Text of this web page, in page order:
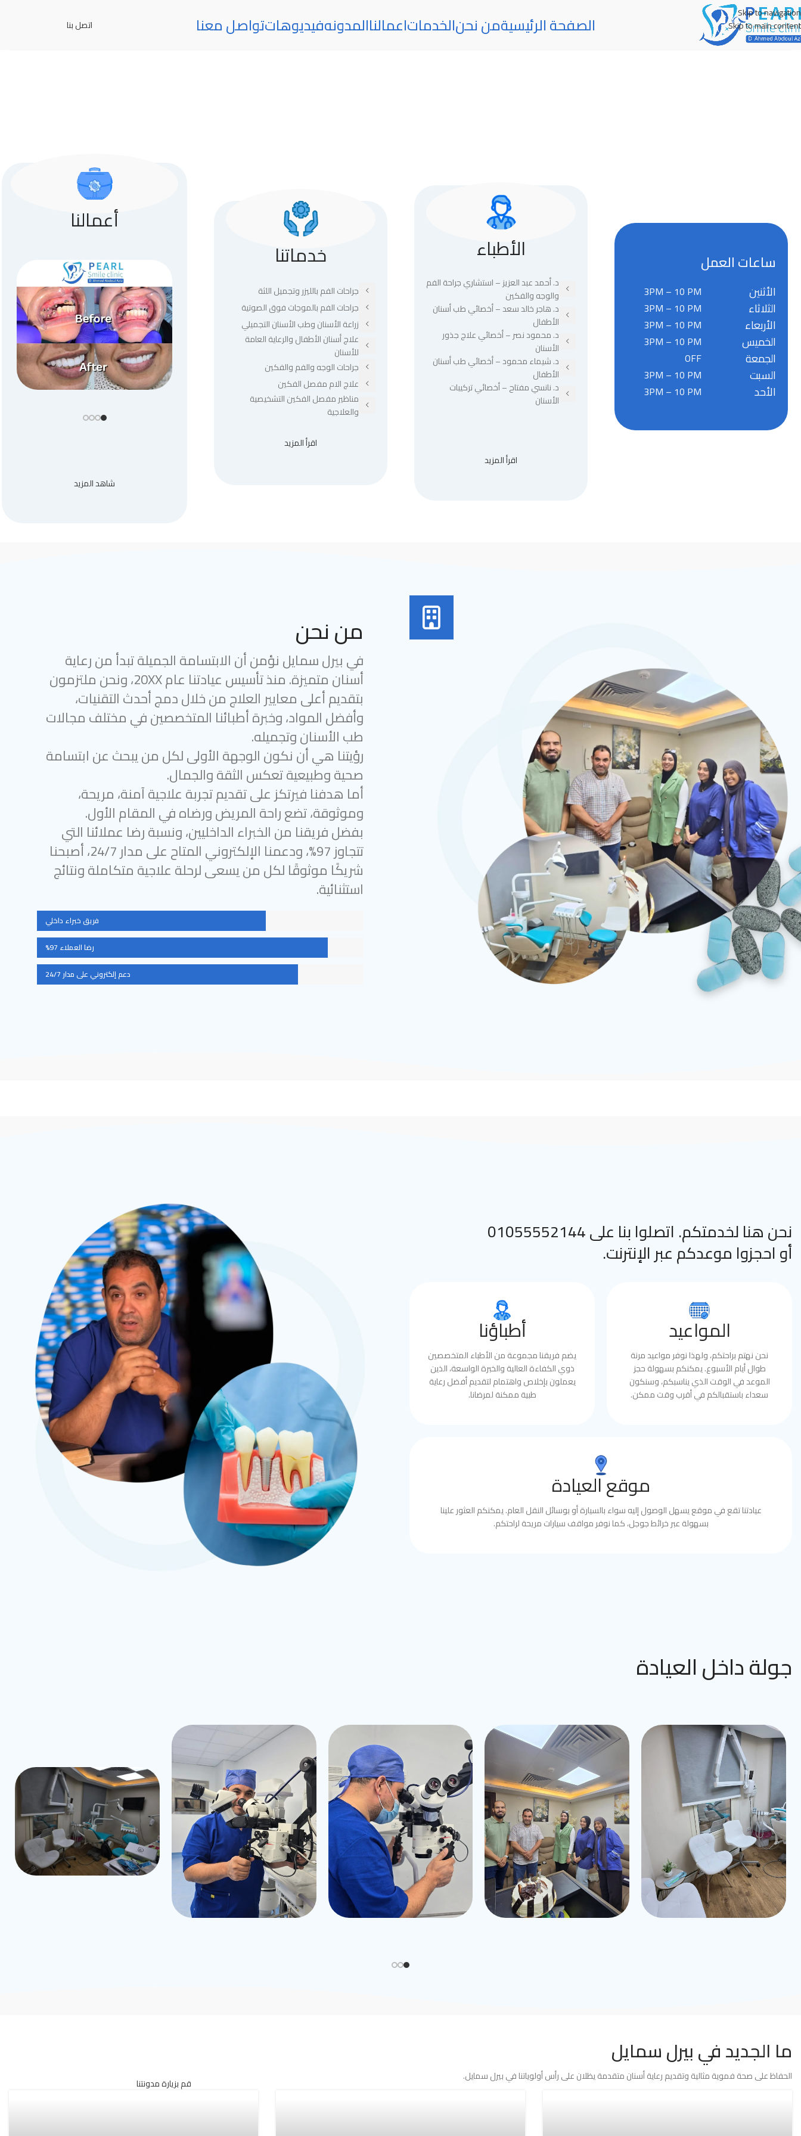
Skip to navigation
Skip to main content
الصفحة الرئيسيةمن نحنالخدماتاعمالناالمدونهفيديوهاتتواصل معنا اتصل بنا
ساعات العمل
3PM – 10 PM الأثنين
3PM – 10 PM الثلاثاء
3PM – 10 PM الأربعاء
3PM – 10 PM الخميس
OFF الجمعة
3PM – 10 PM السبت
3PM – 10 PM الأحد
الأطباء
د. أحمد عبد العزيز – استشاري جراحة الفم
والوجه والفكين
د. هاجر خالد سعد – أخصائي طب أسنان
الأطفال
د. محمود نصر – أخصائي علاج جذور
الأسنان
د. شيماء محمود – أخصائي طب أسنان
الأطفال
د. نانسي مفتاح – أخصائي تركيبات
الأسنان
اقرأ المزيد
خدماتنا
جراحات الفم بالليزر وتجميل اللثة
جراحات الفم بالموجات فوق الصوتية
زراعة الأسنان وطب الأسنان التجميلي
علاج أسنان الأطفال والرعاية العامة
للأسنان
جراحات الوجه والفم والفكين
علاج الام مفصل الفكين
مناظير مفصل الفكين التشخيصية
والعلاجية
اقرأ المزيد
أعمالنا
شاهد المزيد
من نحن
في بيرل سمايل نؤمن أن الابتسامة الجميلة تبدأ من رعاية
أسنان متميزة. منذ تأسيس عيادتنا عام 20XX، ونحن ملتزمون
بتقديم أعلى معايير العلاج من خلال دمج أحدث التقنيات،
وأفضل المواد، وخبرة أطبائنا المتخصصين في مختلف مجالات
طب الأسنان وتجميله.
رؤيتنا هي أن نكون الوجهة الأولى لكل من يبحث عن ابتسامة
صحية وطبيعية تعكس الثقة والجمال.
أما هدفنا فيرتكز على تقديم تجربة علاجية آمنة، مريحة،
وموثوقة، تضع راحة المريض ورضاه في المقام الأول.
بفضل فريقنا من الخبراء الداخليين، ونسبة رضا عملائنا التي
تتجاوز 97%، ودعمنا الإلكتروني المتاح على مدار 24/7، أصبحنا
شريكًا موثوقًا لكل من يسعى لرحلة علاجية متكاملة ونتائج
استثنائية.
فريق خبراء داخلي
رضا العملاء 97%
دعم إلكتروني على مدار 24/7
نحن هنا لخدمتكم. اتصلوا بنا على 01055552144
أو احجزوا موعدكم عبر الإنترنت.
أطباؤنا
يضم فريقنا مجموعة من الأطباء المتخصصين
ذوي الكفاءة العالية والخبرة الواسعة، الذين
يعملون بإخلاص واهتمام لتقديم أفضل رعاية
طبية ممكنة لمرضانا.
المواعيد
نحن نهتم براحتكم، ولهذا نوفر مواعيد مرنة
طوال أيام الأسبوع. يمكنكم بسهولة حجز
الموعد في الوقت الذي يناسبكم، وسنكون
سعداء باستقبالكم في أقرب وقت ممكن.
موقع العيادة
عيادتنا تقع في موقع يسهل الوصول إليه سواء بالسيارة أو بوسائل النقل العام. يمكنكم العثور علينا
بسهولة عبر خرائط جوجل، كما نوفر مواقف سيارات مريحة لراحتكم.
جولة داخل العيادة
قم بزيارة مدونتنا
ما الجديد في بيرل سمايل
الحفاظ على صحة فموية مثالية وتقديم رعاية أسنان متقدمة يظلان على رأس أولوياتنا في بيرل سمايل.